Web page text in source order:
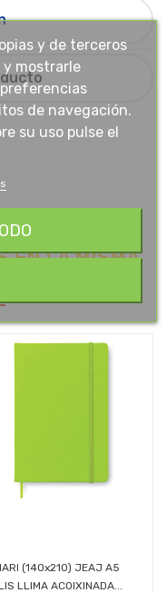
EN LA MISMA
(140x210) JEAJ A5
LLIMA ACOIXINADA...
y de terceros
y mostrarle
de navegación.
su uso pulse el